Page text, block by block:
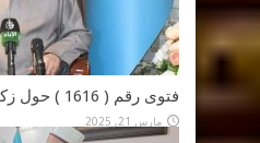
فتوى رقم ( 1616 ) حول زكاة الفطر .
مارس 21, 2025